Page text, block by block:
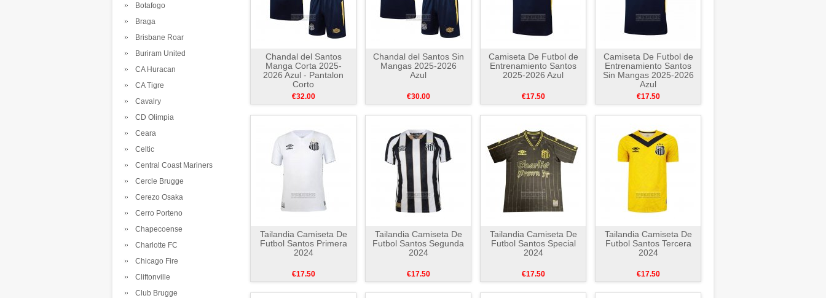
Botafogo
Braga
Brisbane Roar
Buriram United
CA Huracan
CA Tigre
Cavalry
CD Olimpia
Ceara
Celtic
Central Coast Mariners
Cercle Brugge
Cerezo Osaka
Cerro Porteno
Chapecoense
Charlotte FC
Chicago Fire
Cliftonville
Club Brugge
Chandal del Santos
Manga Corta 2025-
2026 Azul - Pantalon
Corto
€32.00
Chandal del Santos Sin
Mangas 2025-2026
Azul
€30.00
Camiseta De Futbol de
Entrenamiento Santos
2025-2026 Azul
€17.50
Camiseta De Futbol de
Entrenamiento Santos
Sin Mangas 2025-2026
Azul
€17.50
Tailandia Camiseta De
Futbol Santos Primera
2024
€17.50
Tailandia Camiseta De
Futbol Santos Segunda
2024
€17.50
Tailandia Camiseta De
Futbol Santos Special
2024
€17.50
Tailandia Camiseta De
Futbol Santos Tercera
2024
€17.50